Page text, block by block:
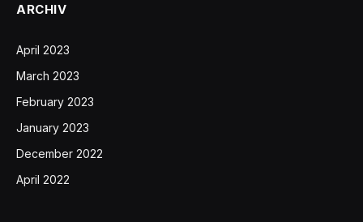
ARCHIV
April 2023
March 2023
February 2023
January 2023
December 2022
April 2022